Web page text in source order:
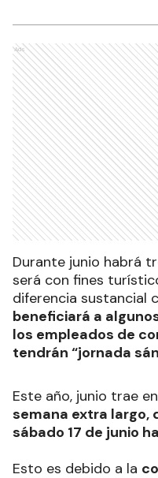
Ads
Durante junio habrá
será con fines
diferencia sustancial
beneficiará a
los empleados de
tendrán “jornada
Este año, junio trae
semana extra largo,
sábado 17 de junio
Esto es debido a la